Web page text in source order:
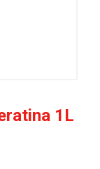
1L